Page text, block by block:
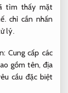
tìm thấy mặt
chỉ cần nhấn
lý.
Cung cấp các
gồm tên, địa
cầu đặc biệt